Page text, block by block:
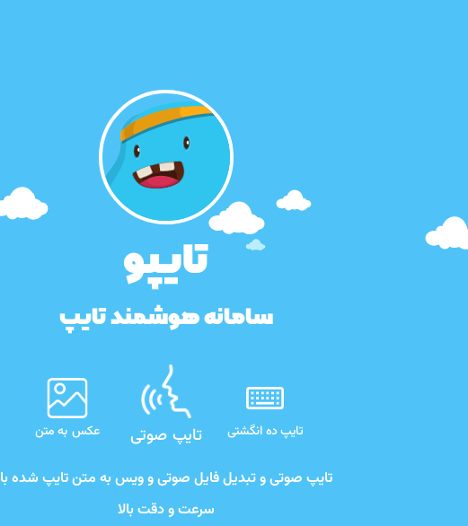
تایپو
سامانه هوشمند تایپ
تایپ ده انگشتی تایپ صوتی عکس به متن
تایپ صوتی و تبدیل فایل صوتی و ویس به متن تایپ شده با
سرعت و دقت بالا